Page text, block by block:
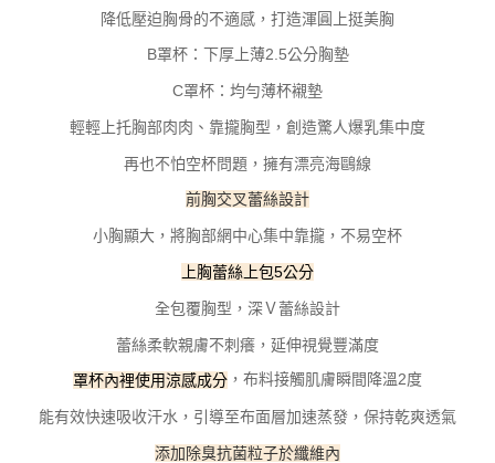
恩沛科技股份有限公司將有權停止該用戶之使用額度並採取法律行動。
降低壓迫胸骨的不適感，打造渾圓上挺美胸
B罩杯：下厚上薄2.5公分胸墊
C罩杯：均勻薄杯襯墊
輕輕上托胸部肉肉、靠攏胸型，創造驚人爆乳集中度
再也不怕空杯問題，擁有漂亮海鷗線
前胸交叉蕾絲設計
小胸顯大，將胸部網中心集中靠攏，不易空杯
上胸蕾絲上包5公分
全包覆胸型，深Ｖ蕾絲設計
蕾絲柔軟親膚不刺癢，延伸視覺豐滿度
罩杯內裡使用涼感成分 ，布料接觸肌膚瞬間降溫2度
能有效快速吸收汗水，引導至布面層加速蒸發，保持乾爽透氣
添加除臭抗菌粒子於纖維內